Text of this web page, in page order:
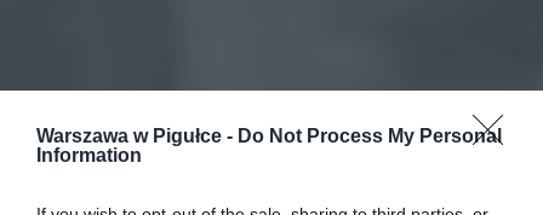
Warszawa w Pigułce - Do Not Process My Personal
Information